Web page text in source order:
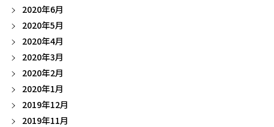
2020年6月
2020年5月
2020年4月
2020年3月
2020年2月
2020年1月
2019年12月
2019年11月